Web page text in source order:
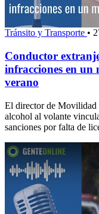
Tránsito y Transporte •
Conductor
infracciones en un
verano
El director de Movilidad
alcohol al volante
sanciones por falta de